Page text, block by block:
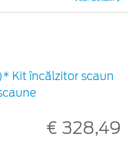
Kit încălzitor scaun
€ 328,49